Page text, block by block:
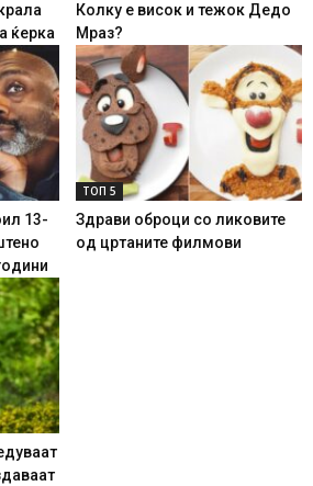
ќерка
Колку е висок и тежок Дедо
Мраз?
13-
ТОП 5
Здрави оброци со ликовите
од цртаните филмови